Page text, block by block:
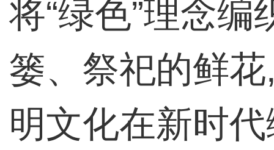
将“绿色”理念
篓、祭祀的鲜
明文化在新时